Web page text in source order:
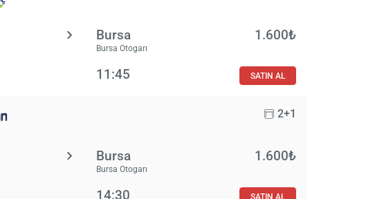
Bursa
Bursa Otogarı
1.600₺
11:45 SATIN AL
2+1
Bursa
Bursa Otogarı
1.600₺
14:30 SATIN AL